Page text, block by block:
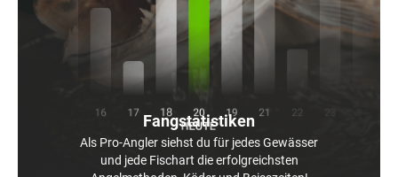
Fangstatistiken
Als Pro-Angler siehst du für jedes Gewässer
und jede Fischart die erfolgreichsten